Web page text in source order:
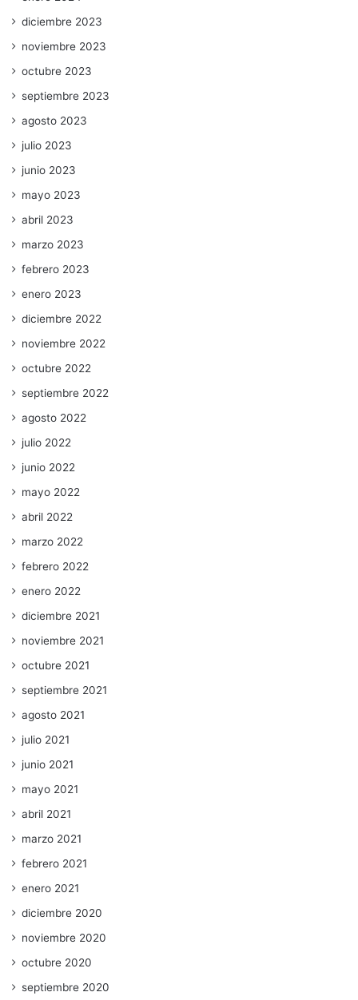
diciembre 2023
noviembre 2023
octubre 2023
septiembre 2023
agosto 2023
julio 2023
junio 2023
mayo 2023
abril 2023
marzo 2023
febrero 2023
enero 2023
diciembre 2022
noviembre 2022
octubre 2022
septiembre 2022
agosto 2022
julio 2022
junio 2022
mayo 2022
abril 2022
marzo 2022
febrero 2022
enero 2022
diciembre 2021
noviembre 2021
octubre 2021
septiembre 2021
agosto 2021
julio 2021
junio 2021
mayo 2021
abril 2021
marzo 2021
febrero 2021
enero 2021
diciembre 2020
noviembre 2020
octubre 2020
septiembre 2020